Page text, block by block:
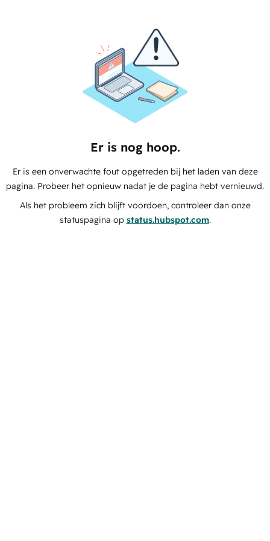
Er is nog hoop.
Er is een onverwachte fout opgetreden bij het laden van deze
pagina. Probeer het opnieuw nadat je de pagina hebt vernieuwd.
Als het probleem zich blijft voordoen, controleer dan onze
statuspagina op status.hubspot.com.